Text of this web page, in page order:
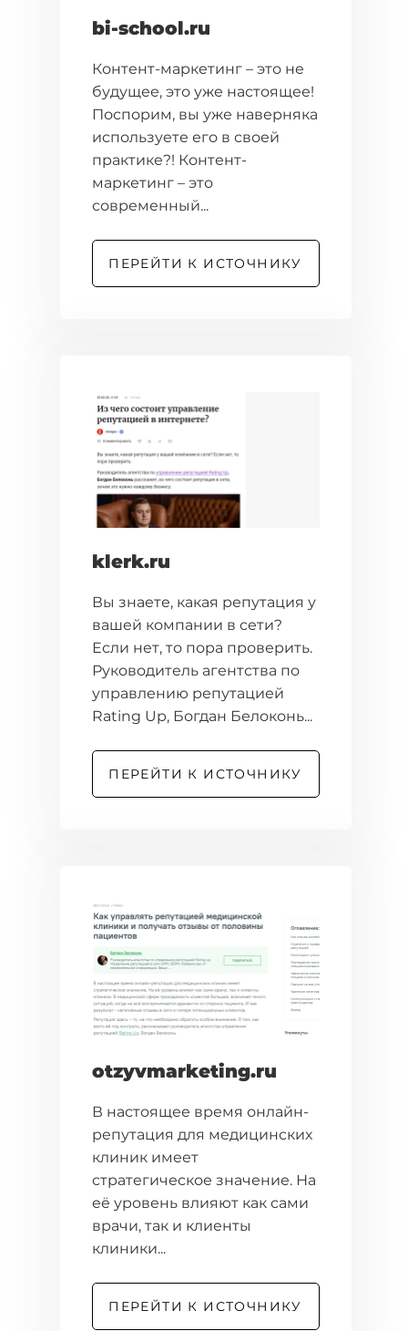
bi-school.ru
Контент-маркетинг – это не
будущее, это уже настоящее!
Поспорим, вы уже наверняка
используете его в своей
практике?! Контент-
маркетинг – это
современный...
ПЕРЕЙТИ К ИСТОЧНИКУ
klerk.ru
Вы знаете, какая репутация у
вашей компании в сети?
Если нет, то пора проверить.
Руководитель агентства по
управлению репутацией
Rating Up, Богдан Белоконь...
ПЕРЕЙТИ К ИСТОЧНИКУ
otzyvmarketing.ru
В настоящее время онлайн-
репутация для медицинских
клиник имеет
стратегическое значение. На
её уровень влияют как сами
врачи, так и клиенты
клиники...
ПЕРЕЙТИ К ИСТОЧНИКУ